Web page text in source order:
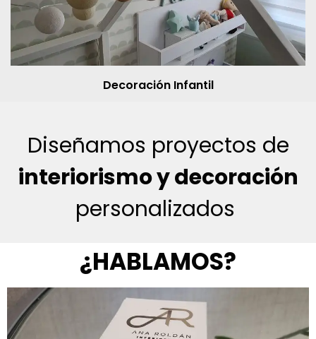
Decoración Infantil
Diseñamos proyectos de
interiorismo y decoración
personalizados
¿HABLAMOS?